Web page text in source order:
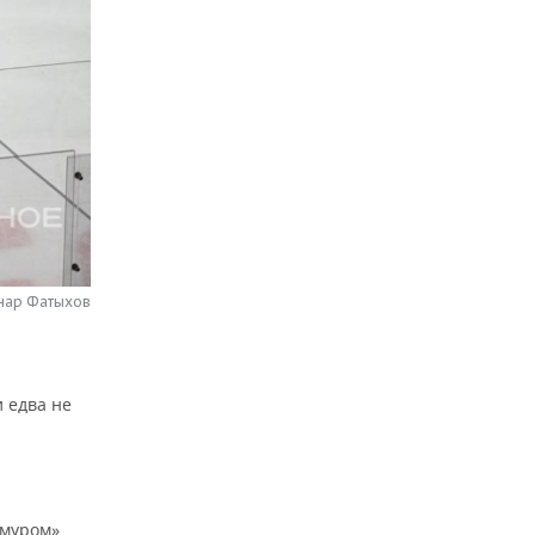
Фатыхов
едва не